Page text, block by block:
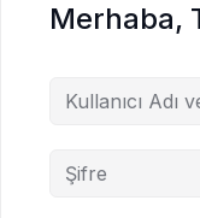
Merhaba,